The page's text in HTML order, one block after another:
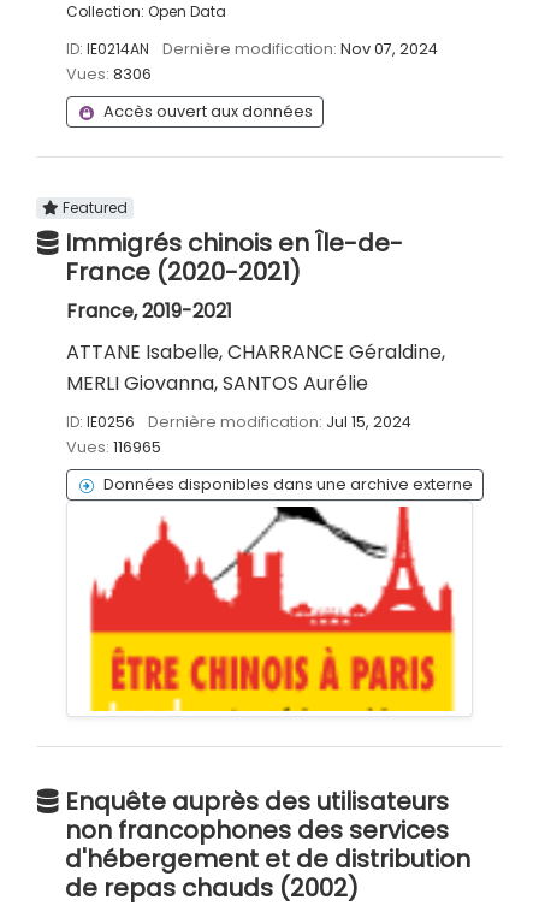
Collection: Open Data
ID: IE0214AN Dernière modification: Nov 07, 2024
Vues: 8306
Accès ouvert aux données
Featured
Immigrés chinois en Île-de-
France (2020-2021)
France, 2019-2021
ATTANE Isabelle, CHARRANCE Géraldine,
MERLI Giovanna, SANTOS Aurélie
ID: IE0256 Dernière modification: Jul 15, 2024
Vues: 116965
Données disponibles dans une archive externe
Enquête auprès des utilisateurs
non francophones des services
d'hébergement et de distribution
de repas chauds (2002)